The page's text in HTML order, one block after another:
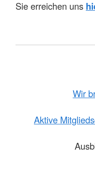
Sie erreichen uns
Wir
Aktive